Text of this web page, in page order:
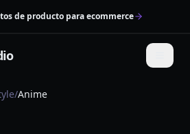
de producto para ecommerce
/Anime